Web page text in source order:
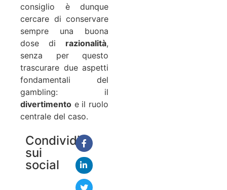
consiglio è dunque
cercare di conservare
sempre una buona
dose di razionalità,
senza per questo
trascurare due aspetti
fondamentali del
gambling: il
divertimento e il ruolo
centrale del caso.
Condividi
sui
social